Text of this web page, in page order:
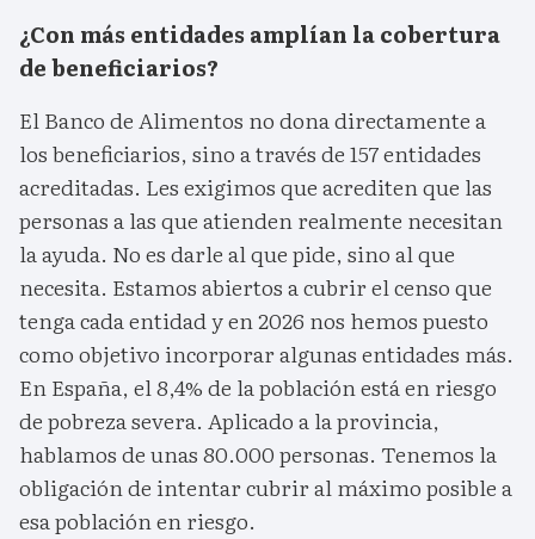
¿Con más entidades amplían la cobertura
de beneficiarios?
El Banco de Alimentos no dona directamente a
los beneficiarios, sino a través de 157 entidades
acreditadas. Les exigimos que acrediten que las
personas a las que atienden realmente necesitan
la ayuda. No es darle al que pide, sino al que
necesita. Estamos abiertos a cubrir el censo que
tenga cada entidad y en 2026 nos hemos puesto
como objetivo incorporar algunas entidades más.
En España, el 8,4% de la población está en riesgo
de pobreza severa. Aplicado a la provincia,
hablamos de unas 80.000 personas. Tenemos la
obligación de intentar cubrir al máximo posible a
esa población en riesgo.